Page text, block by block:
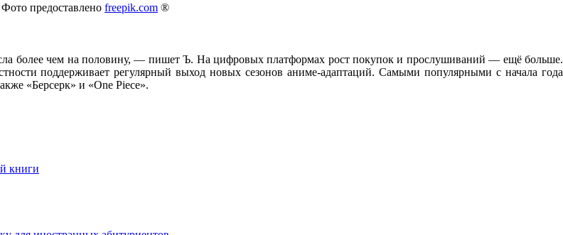
Фото предоставлено freepik.com ®
более чем на половину, — пишет Ъ. На цифровых платформах рост покупок и прослушиваний — ещё больше.
поддерживает регулярный выход новых сезонов аниме-адаптаций. Самыми популярными с начала года
«Берсерк» и «One Piece».